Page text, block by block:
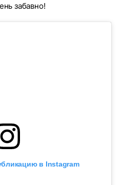
забавно!
в Instagram